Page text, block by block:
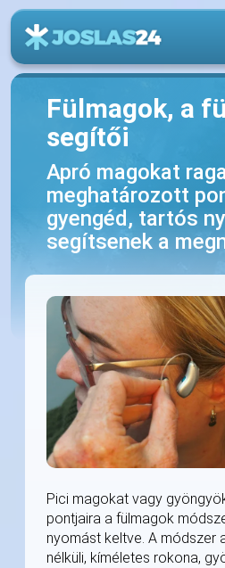
Fülmagok, a
segítői
Apró magokat
meghatározott
gyengéd, tartós
segítsenek a
Pici magokat vagy
pontjaira a fülmagok
nyomást keltve. A módszer
nélküli, kíméletes rokona,